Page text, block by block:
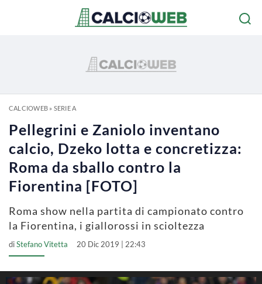
CALCIOWEB» SERIE A
Pellegrini e Zaniolo inventano
calcio, Dzeko lotta e concretizza:
Roma da sballo contro la
Fiorentina [FOTO]
Roma show nella partita di campionato contro
la Fiorentina, i giallorossi in scioltezza
diStefano Vitetta 20 Dic 2019 | 22:43